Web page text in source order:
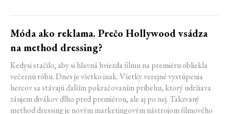
Móda ako reklama. Prečo Hollywood vsádza
na method dressing?
Kedysi stačilo, aby si hlavná hviezda filmu na premiéru obliekla
večernú róbu. Dnes je všetko inak. Všetky verejné vystúpenia
hercov sa stávajú ďalším pokračovaním príbehu, ktorý udržiava
záujem divákov dlho pred premiérou, ale aj po nej. Takzvaný
method dressing je novým marketingovým nástrojom filmového